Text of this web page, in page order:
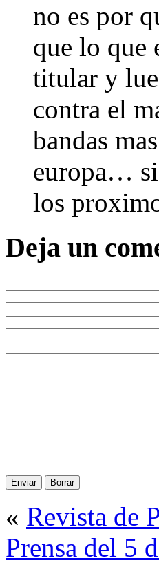
no es por
que lo que
titular y
contra el
bandas
europa… si
los
Deja un
« Revista de
Prensa del 5